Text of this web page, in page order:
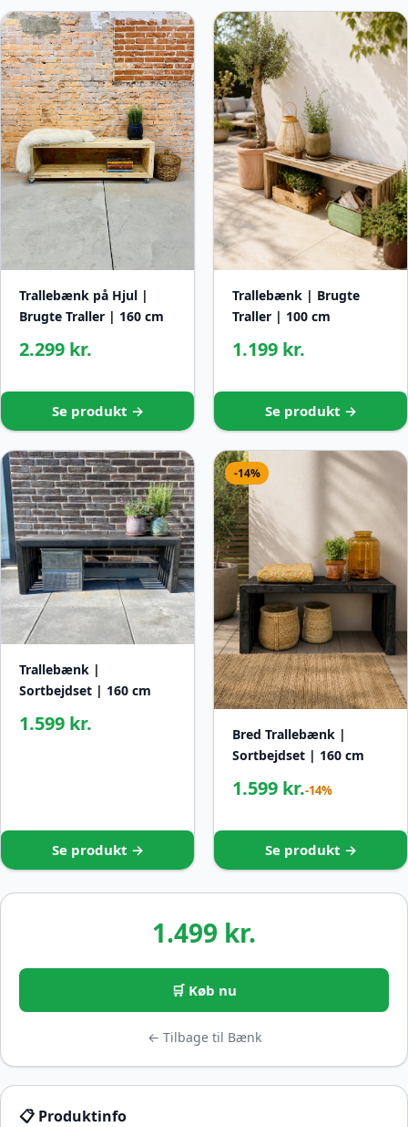
Trallebænk på Hjul |
Brugte Traller | 160 cm
2.299 kr.
Se produkt →
Trallebænk | Brugte
Traller | 100 cm
1.199 kr.
Se produkt →
Trallebænk |
Sortbejdset | 160 cm
1.599 kr.
Se produkt →
-14%
Bred Trallebænk |
Sortbejdset | 160 cm
1.599 kr.-14%
Se produkt →
1.499 kr.
🛒 Køb nu
← Tilbage til Bænk
📋 Produktinfo